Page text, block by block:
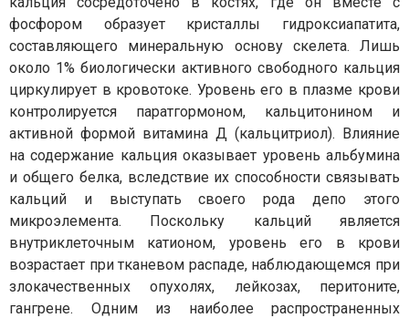
фосфором образует кристаллы гидроксиапатита,
составляющего минеральную основу скелета. Лишь
около 1% биологически активного свободного кальция
циркулирует в кровотоке. Уровень его в плазме крови
контролируется паратгормоном, кальцитонином и
активной формой витамина Д (кальцитриол). Влияние
на содержание кальция оказывает уровень альбумина
и общего белка, вследствие их способности связывать
кальций и выступать своего рода депо этого
микроэлемента. Поскольку кальций является
внутриклеточным катионом, уровень его в крови
возрастает при тканевом распаде, наблюдающемся при
злокачественных опухолях, лейкозах, перитоните,
гангрене. Одним из наиболее распространенных